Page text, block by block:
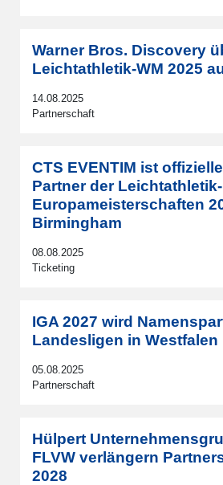
Warner Bros. Discovery
Leichtathletik-WM 2025
14.08.2025
Partnerschaft
CTS EVENTIM ist
Partner der Leichtathletik-
Europameisterschaften
Birmingham
08.08.2025
Ticketing
IGA 2027 wird
Landesligen in Westfalen
05.08.2025
Partnerschaft
Hülpert
FLVW verlängern
2028